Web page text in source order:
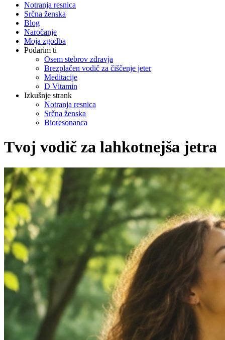
Notranja resnica
Srčna ženska
Blog
Naročanje
Moja zgodba
Podarim ti
Osem stebrov zdravja
Brezplačen vodič za čiščenje jeter
Meditacije
D Vitamin
Izkušnje strank
Notranja resnica
Srčna ženska
Bioresonanca
Tvoj vodič za lahkotnejša jetra